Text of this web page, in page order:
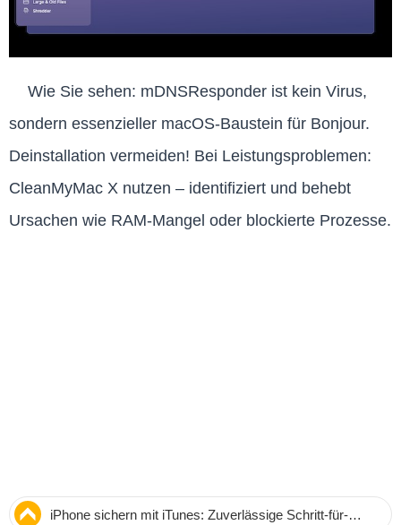
Wie Sie sehen: mDNSResponder ist kein Virus,
sondern essenzieller macOS-Baustein für Bonjour.
Deinstallation vermeiden! Bei Leistungsproblemen:
CleanMyMac X nutzen – identifiziert und behebt
Ursachen wie RAM-Mangel oder blockierte Prozesse.
iPhone sichern mit iTunes: Zuverlässige Schritt-für-